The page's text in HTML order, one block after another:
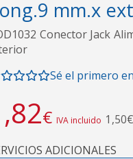
mm.x
Conector Jack
Sé el primero
€ IVA incluido
ADICIONALES